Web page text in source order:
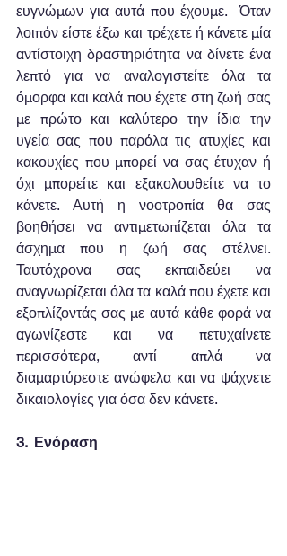
ευγνώμων για αυτά που έχουμε.  Όταν
λοιπόν είστε έξω και τρέχετε ή κάνετε μία
αντίστοιχη δραστηριότητα να δίνετε ένα
λεπτό για να αναλογιστείτε όλα τα
όμορφα και καλά που έχετε στη ζωή σας
με πρώτο και καλύτερο την ίδια την
υγεία σας που παρόλα τις ατυχίες και
κακουχίες που μπορεί να σας έτυχαν ή
όχι μπορείτε και εξακολουθείτε να το
κάνετε. Αυτή η νοοτροπία θα σας
βοηθήσει να αντιμετωπίζεται όλα τα
άσχημα που η ζωή σας στέλνει.
Ταυτόχρονα σας εκπαιδεύει να
αναγνωρίζεται όλα τα καλά που έχετε και
εξοπλίζοντάς σας με αυτά κάθε φορά να
αγωνίζεστε και να πετυχαίνετε
περισσότερα, αντί απλά να
διαμαρτύρεστε ανώφελα και να ψάχνετε
δικαιολογίες για όσα δεν κάνετε.
3.  Ενόραση